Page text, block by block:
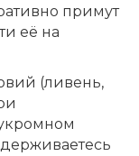
примут
её на
(ливень,